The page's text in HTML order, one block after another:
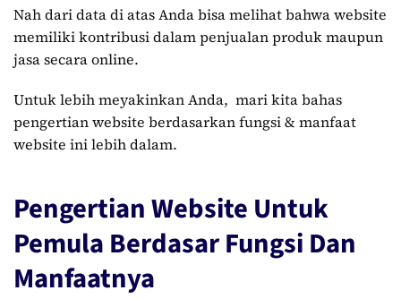
Nah dari data di atas Anda bisa melihat bahwa website
memiliki kontribusi dalam penjualan produk maupun
jasa secara online.
Untuk lebih meyakinkan Anda, mari kita bahas
pengertian website berdasarkan fungsi & manfaat
website ini lebih dalam.
Pengertian Website Untuk
Pemula Berdasar Fungsi Dan
Manfaatnya